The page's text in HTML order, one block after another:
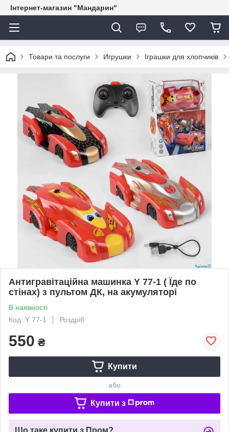
Інтернет-магазин "Мандарин"
Товари та послуги Игрушки Іграшки для хлопчиків
Антигравітаційна машинка Y 77-1 ( Їде по
стінах) з пультом ДК, на акумуляторі
В наявності
Код: Y 77-1
Роздріб
550 ₴
Купити
або
Купити з
Що таке купити з Пром?